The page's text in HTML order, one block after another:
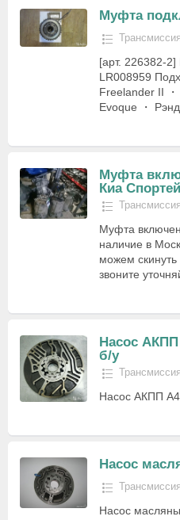
Муфта
[арт. 226382-
LR008959
Freelander II
Evoque ・
Муфта
Киа
Муфта
наличие в
можем
звоните
Насос АКПП
б/у
Насос АКПП
Насос
Насос